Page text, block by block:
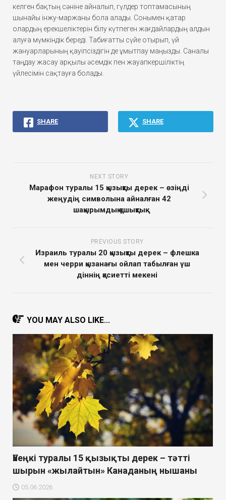
келген бақтың сәніне айналып, гүлдер топтамасының
шынайы інжу-маржаны бола алады. Сонымен қатар
олардың ерекшеліктерін білу күтпеген жағдайлардың алдын
алуға мүмкіндік береді. Табиғатты сүйе отырып, үй
жануарларының қауіпсіздігін де ұмытпау маңызды. Саналы
таңдау жасау арқылы әсемдік пен жауапкершіліктің
үйлесімін сақтауға болады.
SHARE SHARE
NEXT STORY
Марафон туралы 15 қызықты дерек – өзіңді
жеңудің символына айналған 42
шақырымдық қашықтық
PREVIOUS STORY
Израиль туралы 20 қызықты дерек – флешка
мен черри қызанағы ойлап табылған үш
діннің қасиетті мекені
YOU MAY ALSO LIKE...
Үйеңкі туралы 15 қызықты дерек – тәтті
шырын «жылайтын» Канаданың нышаны
05.06.2026